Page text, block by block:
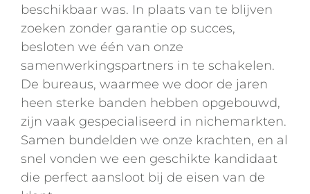
beschikbaar was. In plaats van te blijven
zoeken zonder garantie op succes,
besloten we één van onze
samenwerkingspartners in te schakelen.
De bureaus, waarmee we door de jaren
heen sterke banden hebben opgebouwd,
zijn vaak gespecialiseerd in nichemarkten.
Samen bundelden we onze krachten, en al
snel vonden we een geschikte kandidaat
die perfect aansloot bij de eisen van de